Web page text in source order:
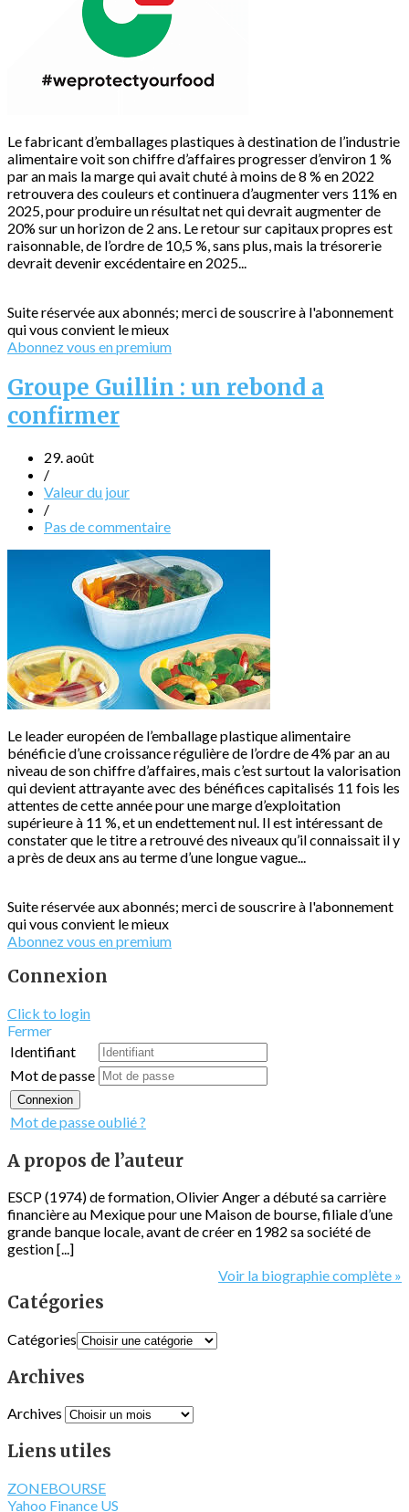
Le fabricant d’emballages plastiques à destination de l’industrie
alimentaire voit son chiffre d’affaires progresser d’environ 1 %
par an mais la marge qui avait chuté à moins de 8 % en 2022
retrouvera des couleurs et continuera d’augmenter vers 11% en
2025, pour produire un résultat net qui devrait augmenter de
20% sur un horizon de 2 ans. Le retour sur capitaux propres est
raisonnable, de l’ordre de 10,5 %, sans plus, mais la trésorerie
devrait devenir excédentaire en 2025...
Suite réservée aux abonnés; merci de souscrire à l'abonnement
qui vous convient le mieux
Abonnez vous en premium
Groupe Guillin : un rebond a
confirmer
29. août
/
Valeur du jour
/
Pas de commentaire
Le leader européen de l’emballage plastique alimentaire
bénéficie d’une croissance régulière de l’ordre de 4% par an au
niveau de son chiffre d’affaires, mais c’est surtout la valorisation
qui devient attrayante avec des bénéfices capitalisés 11 fois les
attentes de cette année pour une marge d’exploitation
supérieure à 11 %, et un endettement nul. Il est intéressant de
constater que le titre a retrouvé des niveaux qu’il connaissait il y
a près de deux ans au terme d’une longue vague...
Suite réservée aux abonnés; merci de souscrire à l'abonnement
qui vous convient le mieux
Abonnez vous en premium
Connexion
Click to login
Fermer
Identifiant
Mot de passe
Connexion
Mot de passe oublié ?
A propos de l’auteur
ESCP (1974) de formation, Olivier Anger a débuté sa carrière
financière au Mexique pour une Maison de bourse, filiale d’une
grande banque locale, avant de créer en 1982 sa société de
gestion [...]
Voir la biographie complète »
Catégories
Catégories
Archives
Archives
Liens utiles
ZONEBOURSE
Yahoo Finance US